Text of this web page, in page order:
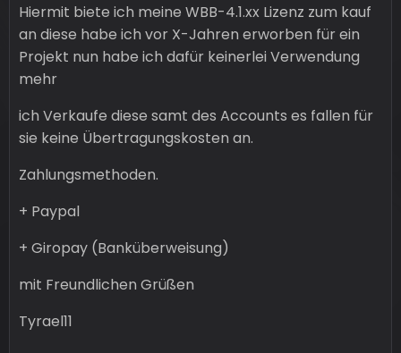
Hiermit biete ich meine WBB-4.1.xx Lizenz zum kauf
an diese habe ich vor X-Jahren erworben für ein
Projekt nun habe ich dafür keinerlei Verwendung
mehr
ich Verkaufe diese samt des Accounts es fallen für
sie keine Übertragungskosten an.
Zahlungsmethoden.
+ Paypal
+ Giropay (Banküberweisung)
mit Freundlichen Grüßen
Tyrael11